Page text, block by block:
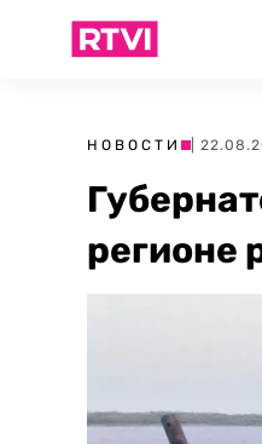
НОВОСТИ |
регионе